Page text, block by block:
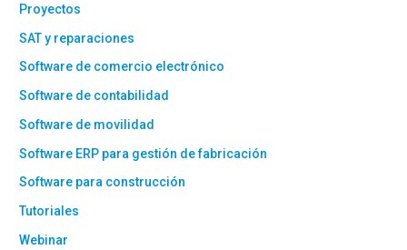
Proyectos
SAT y reparaciones
Software de comercio electrónico
Software de contabilidad
Software de movilidad
Software ERP para gestión de fabricación
Software para construcción
Tutoriales
Webinar